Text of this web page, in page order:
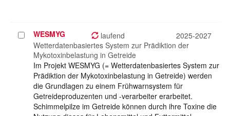
Projekt
auswählen
WESMYG laufend
2025-2027
Wetterdatenbasiertes System zur Prädiktion der
Mykotoxinbelastung in Getreide
Im Projekt WESMYG (= Wetterdatenbasiertes System zur
Prädiktion der Mykotoxinbelastung in Getreide) werden
die Grundlagen zu einem Frühwarnsystem für
Getreideproduzenten und -verarbeiter erarbeitet.
Schimmelpilze im Getreide können durch ihre Toxine die